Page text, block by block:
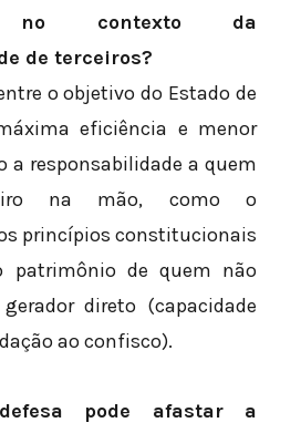
no contexto da
de terceiros?
o objetivo do Estado de
eficiência e menor
a responsabilidade a quem
na mão, como o
princípios constitucionais
patrimônio de quem não
direto (capacidade
ao confisco).
pode afastar a